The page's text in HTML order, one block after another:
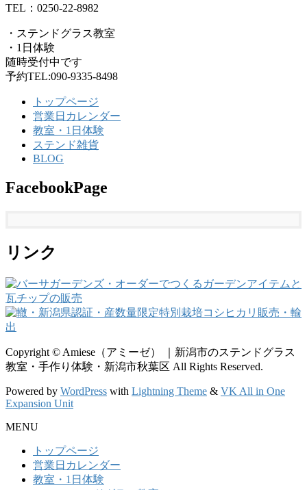
TEL：0250-22-8982
・ステンドグラス教室
・1日体験
随時受付中です
予約TEL:090-9335-8498
トップページ
営業日カレンダー
教室・1日体験
ステンド雑貨
BLOG
FacebookPage
リンク
Copyright © Amiese（アミーゼ） ｜新潟市のステンドグラス
教室・手作り体験・新潟市秋葉区 All Rights Reserved.
Powered by WordPress with Lightning Theme & VK All in One
Expansion Unit
MENU
トップページ
営業日カレンダー
教室・1日体験